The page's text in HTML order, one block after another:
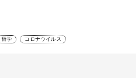
留学 コロナウイルス